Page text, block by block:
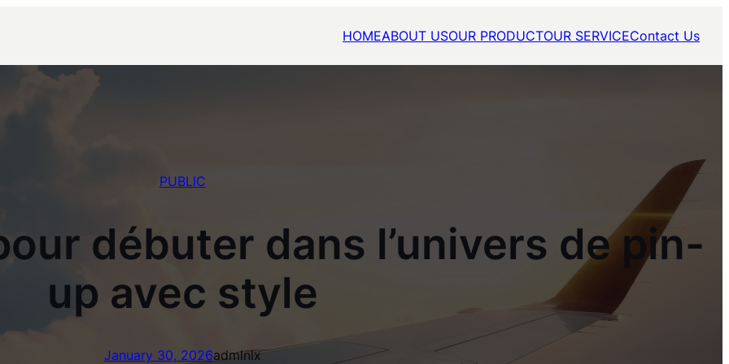
HOMEABOUT USOUR PRODUCTOUR SERVICEContact Us
PUBLIC
débuter dans l’univers de pin-
up avec style
January 30, 2026admlnlx